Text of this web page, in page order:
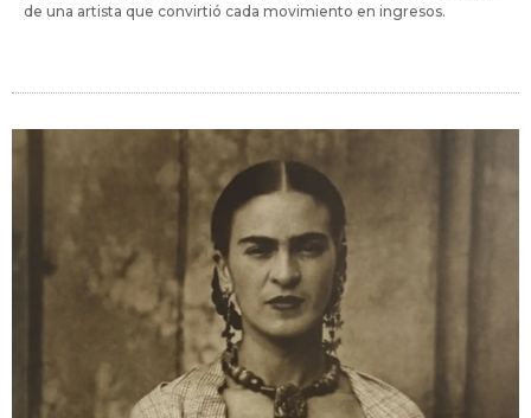
de una artista que convirtió cada movimiento en ingresos.